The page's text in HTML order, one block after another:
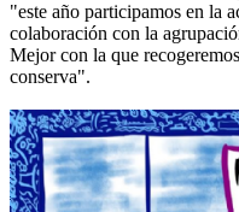
"este año participamos en la
colaboración con la
Mejor con la que
conserva".